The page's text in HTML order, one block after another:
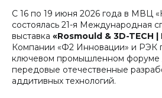
С 16 по 19 июня 2026 года в МВЦ
состоялась 21-я Международная
выставка «Rosmould & 3D-TECH
Компании «Ф2 Инновации» и РЭК
ключевом промышленном форуме
передовые отечественные
аддитивных технологий.